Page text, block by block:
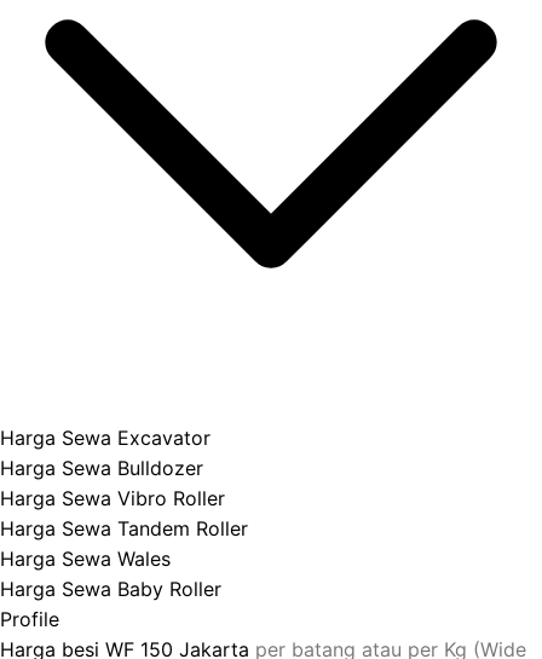
Harga Sewa Excavator
Harga Sewa Bulldozer
Harga Sewa Vibro Roller
Harga Sewa Tandem Roller
Harga Sewa Wales
Harga Sewa Baby Roller
Profile
Harga besi WF 150 Jakarta per batang atau per Kg (Wide